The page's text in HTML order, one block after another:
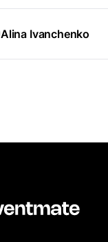
Alina Ivanchenko